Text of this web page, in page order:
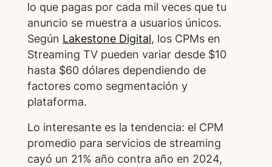
lo que pagas por cada mil veces que tu
anuncio se muestra a usuarios únicos.
Según Lakestone Digital, los CPMs en
Streaming TV pueden variar desde $10
hasta $60 dólares dependiendo de
factores como segmentación y
plataforma.
Lo interesante es la tendencia: el CPM
promedio para servicios de streaming
cayó un 21% año contra año en 2024,